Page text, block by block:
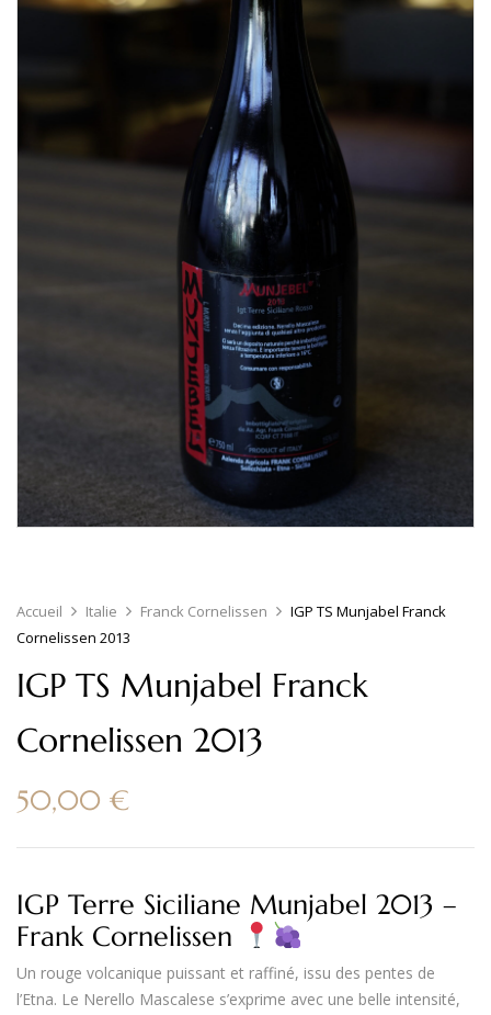
Accueil Italie Franck Cornelissen
IGP TS Munjabel Franck
Cornelissen 2013
IGP TS Munjabel Franck
Cornelissen 2013
50,00 €
IGP Terre Siciliane Munjabel 2013 –
Frank Cornelissen
Un rouge volcanique puissant et raffiné, issu des pentes de
l’Etna. Le Nerello Mascalese s’exprime avec une belle intensité,